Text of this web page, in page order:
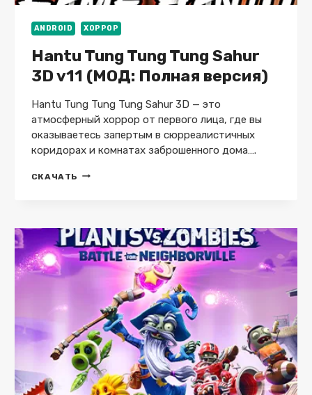
ANDROID ХОРРОР
Hantu Tung Tung Tung Sahur
3D v11 (МОД: Полная версия)
Hantu Tung Tung Tung Sahur 3D — это
атмосферный хоррор от первого лица, где вы
оказываетесь запертым в сюрреалистичных
коридорах и комнатах заброшенного дома….
СКАЧАТЬ HANTU
3D
V11
(МОД:
ПОЛНАЯ